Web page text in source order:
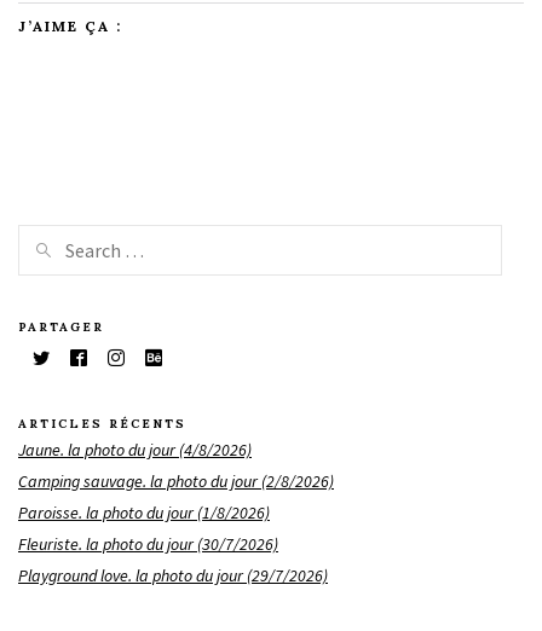
J’AIME ÇA :
PARTAGER
ARTICLES RÉCENTS
Jaune. la photo du jour (4/8/2026)
Camping sauvage. la photo du jour (2/8/2026)
Paroisse. la photo du jour (1/8/2026)
Fleuriste. la photo du jour (30/7/2026)
Playground love. la photo du jour (29/7/2026)